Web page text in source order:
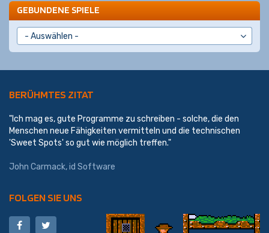
GEBUNDENE SPIELE
BERÜHMTES ZITAT
"Ich mag es, gute Programme zu schreiben - solche, die den
Menschen neue Fähigkeiten vermitteln und die technischen
'Sweet Spots' so gut wie möglich treffen."
John Carmack,id Software
FOLGEN SIE UNS